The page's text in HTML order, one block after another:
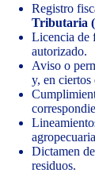
Registro
Tributaria
Licencia de
autorizado.
Aviso o
y, en ciertos
Dictamen
residuos.